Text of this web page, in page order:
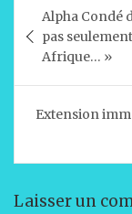
s
A
p
p
e
b
o
o
de
l’article
Alpha Condé
pas
Afrique… »
Extension
Laisser un